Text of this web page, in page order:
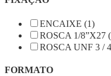
ENCAIXE (1)
ROSCA 1/8”X27
ROSCA UNF 3 /
FORMATO